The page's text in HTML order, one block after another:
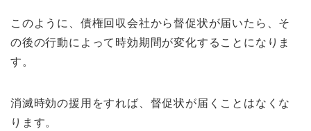
このように、債権回収会社から督促状が届いたら、そ
の後の行動によって時効期間が変化することになりま
す。
消滅時効の援用をすれば、督促状が届くことはなくな
ります。